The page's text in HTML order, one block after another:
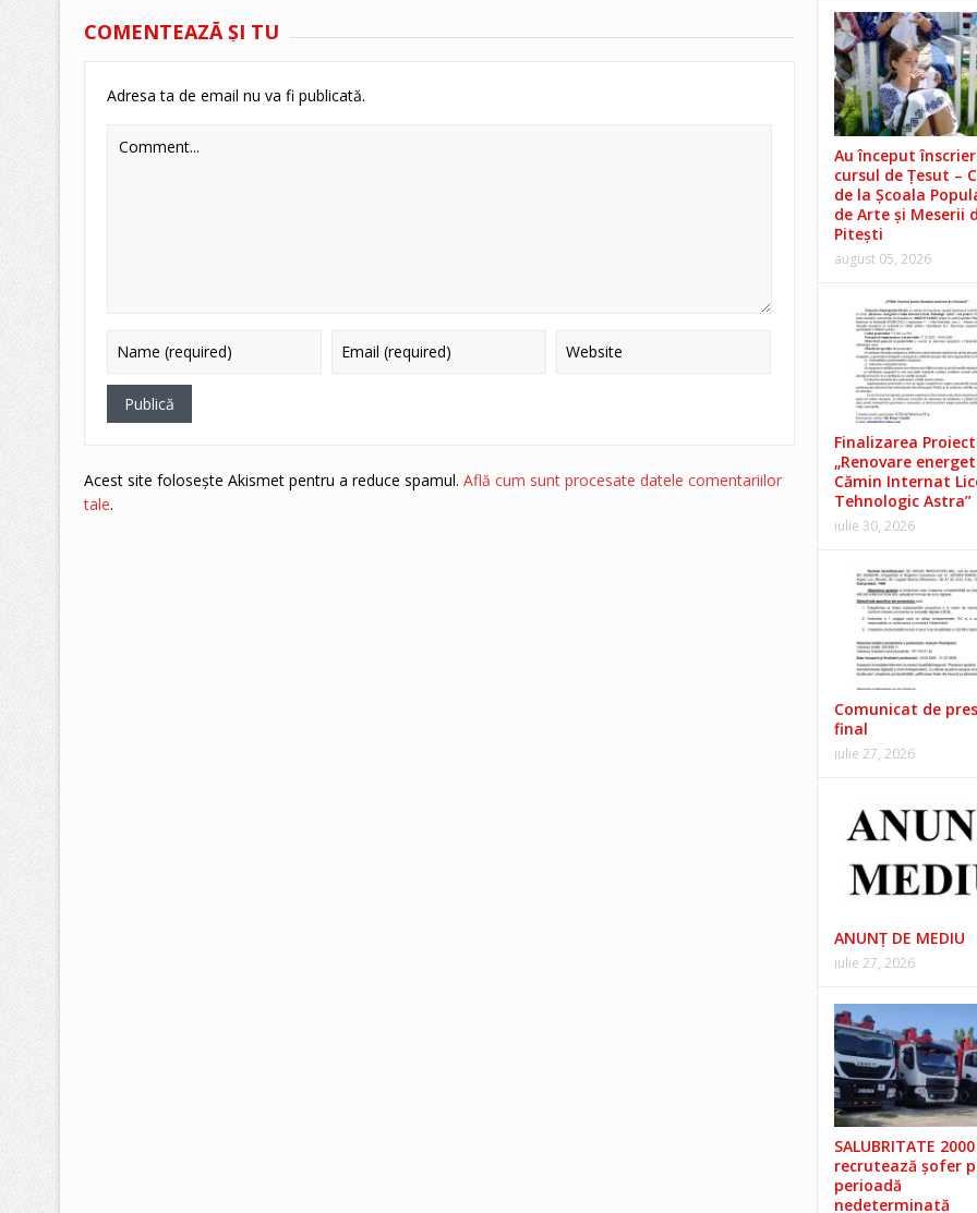
COMENTEAZĂ ŞI TU
Adresa ta de email nu va fi publicată.
Acest site folosește Akismet pentru a reduce spamul. Află cum sunt procesate datele comentariilor
tale.
Au început
cursul de Țesut –
de la Școala
de Arte și Meserii
Pitești
august 05, 2026
Finalizarea
„Renovare
Cămin Internat
Tehnologic Astra”
iulie 30, 2026
Comunicat de
final
iulie 27, 2026
ANUNŢ DE MEDIU
iulie 27, 2026
SALUBRITATE
recrutează șofer
perioadă
nedeterminată